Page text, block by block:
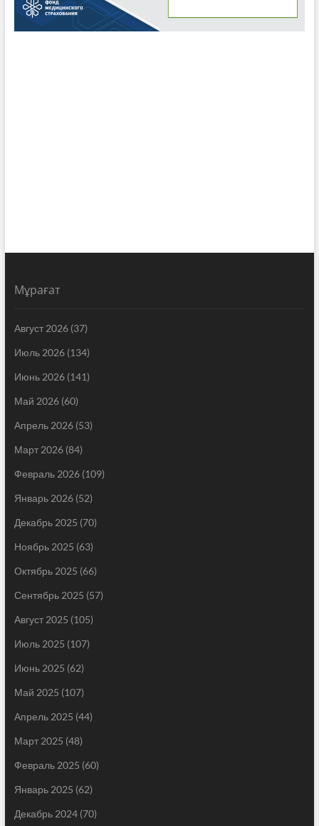
Мұрағат
Август 2026(37)
Июль 2026(134)
Июнь 2026(141)
Май 2026(60)
Апрель 2026(53)
Март 2026(84)
Февраль 2026(109)
Январь 2026(52)
Декабрь 2025 (70)
Ноябрь 2025 (63)
Октябрь 2025 (66)
Сентябрь 2025 (57)
Август 2025 (105)
Июль 2025 (107)
Июнь 2025 (62)
Май 2025 (107)
Апрель 2025 (44)
Март 2025 (48)
Февраль 2025 (60)
Январь 2025 (62)
Декабрь 2024(70)